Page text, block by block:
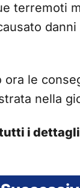
terremoti
danni
ora le
nella
i